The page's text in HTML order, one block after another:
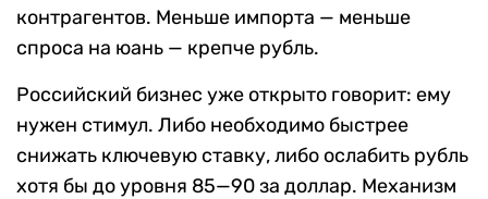
контрагентов. Меньше импорта — меньше
спроса на юань — крепче рубль.
Российский бизнес уже открыто говорит: ему
нужен стимул. Либо необходимо быстрее
снижать ключевую ставку, либо ослабить рубль
хотя бы до уровня 85—90 за доллар. Механизм